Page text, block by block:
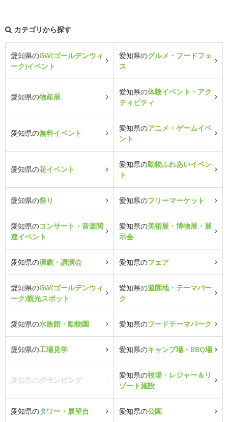
カテゴリから探す
愛知県のGW(ゴールデンウィ
ーク)イベント
愛知県のグルメ・フードフェ
ス
愛知県の物産展
愛知県の体験イベント・アク
ティビティ
愛知県の無料イベント
愛知県のアニメ・ゲームイベ
ント
愛知県の花イベント
愛知県の動物ふれあいイベン
ト
愛知県の祭り 愛知県のフリーマーケット
愛知県のコンサート・音楽関
連イベント
愛知県の美術展・博物展・展
示会
愛知県の演劇・講演会 愛知県のフェア
愛知県のGW(ゴールデンウィ
ーク)観光スポット
愛知県の遊園地・テーマパー
ク
愛知県の水族館・動物園 愛知県のフードテーマパーク
愛知県の工場見学 愛知県のキャンプ場・BBQ場
愛知県のグランピング
愛知県の牧場・レジャー＆リ
ゾート施設
愛知県のタワー・展望台 愛知県の公園